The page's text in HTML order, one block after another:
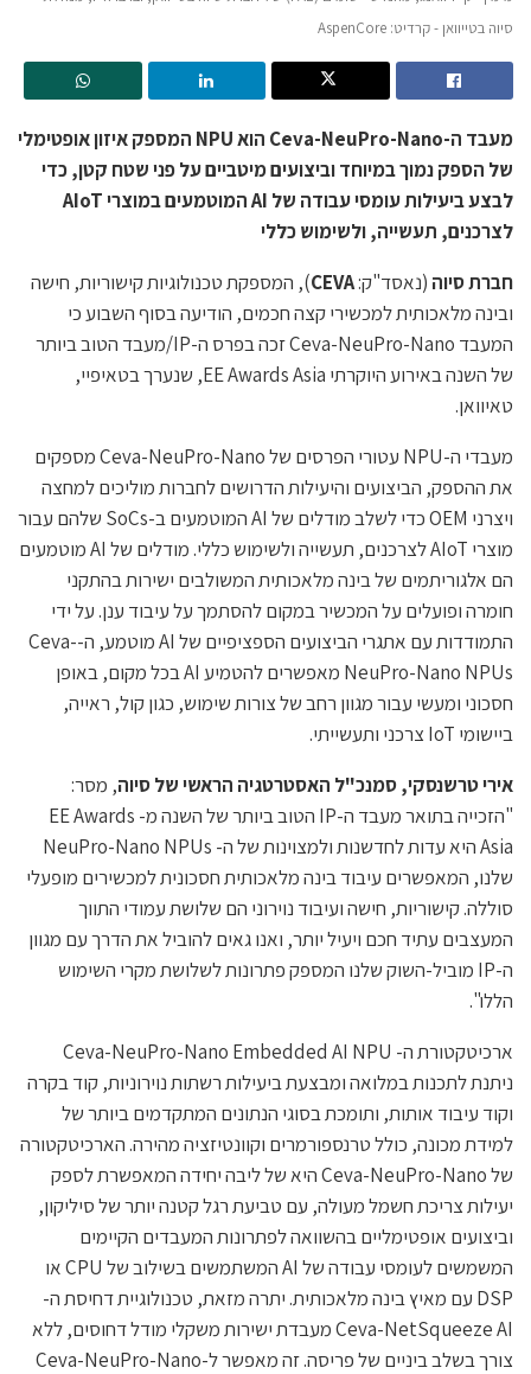
סיוה בטייוואן - קרדיט: AspenCore
מעבד ה-Ceva-NeuPro-Nano הוא NPU המספק איזון אופטימלי
של הספק נמוך במיוחד וביצועים מיטביים על פני שטח קטן, כדי
לבצע ביעילות עומסי עבודה של AI המוטמעים במוצרי AIoT
לצרכנים, תעשייה, ולשימוש כללי
חברת סיוה (נאסד"ק:CEVA), המספקת טכנולוגיות קישוריות, חישה
ובינה מלאכותית למכשירי קצה חכמים, הודיעה בסוף השבוע כי
המעבד Ceva-NeuPro-Nano זכה בפרס ה-IP/מעבד הטוב ביותר
של השנה באירוע היוקרתי EE Awards Asia, שנערך בטאיפיי,
טאיוואן.
מעבדי ה-NPU עטורי הפרסים של Ceva-NeuPro-Nano מספקים
את ההספק, הביצועים והיעילות הדרושים לחברות מוליכים למחצה
ויצרני OEM כדי לשלב מודלים של AI המוטמעים ב-SoCs שלהם עבור
מוצרי AIoT לצרכנים, תעשייה ולשימוש כללי. מודלים של AI מוטמעים
הם אלגוריתמים של בינה מלאכותית המשולבים ישירות בהתקני
חומרה ופועלים על המכשיר במקום להסתמך על עיבוד ענן. על ידי
התמודדות עם אתגרי הביצועים הספציפיים של AI מוטמע, ה-Ceva-
NeuPro-Nano NPUs מאפשרים להטמיע AI בכל מקום, באופן
חסכוני ומעשי עבור מגוון רחב של צורות שימוש, כגון קול, ראייה,
ביישומי IoT צרכני ותעשייתי.
אירי טרשנסקי, סמנכ"ל האסטרטגיה הראשי של סיוה, מסר:
"הזכייה בתואר מעבד ה-IP הטוב ביותר של השנה מ- EE Awards
Asia היא עדות לחדשנות ולמצוינות של ה- NeuPro-Nano NPUs
שלנו, המאפשרים עיבוד בינה מלאכותית חסכונית למכשירים מופעלי
סוללה. קישוריות, חישה ועיבוד נוירוני הם שלושת עמודי התווך
המעצבים עתיד חכם ויעיל יותר, ואנו גאים להוביל את הדרך עם מגוון
ה-IP מוביל-השוק שלנו המספק פתרונות לשלושת מקרי השימוש
הללו".
ארכיטקטורת ה- Ceva-NeuPro-Nano Embedded AI NPU
ניתנת לתכנות במלואה ומבצעת ביעילות רשתות נוירוניות, קוד בקרה
וקוד עיבוד אותות, ותומכת בסוגי הנתונים המתקדמים ביותר של
למידת מכונה, כולל טרנספורמרים וקוונטיזציה מהירה. הארכיטקטורה
של Ceva-NeuPro-Nano היא של ליבה יחידה המאפשרת לספק
יעילות צריכת חשמל מעולה, עם טביעת רגל קטנה יותר של סיליקון,
וביצועים אופטימליים בהשוואה לפתרונות המעבדים הקיימים
המשמשים לעומסי עבודה של AI המשתמשים בשילוב של CPU או
DSP עם מאיץ בינה מלאכותית. יתרה מזאת, טכנולוגיית דחיסת ה-
Ceva-NetSqueeze AI מעבדת ישירות משקלי מודל דחוסים, ללא
צורך בשלב ביניים של פריסה. זה מאפשר ל-Ceva-NeuPro-Nano